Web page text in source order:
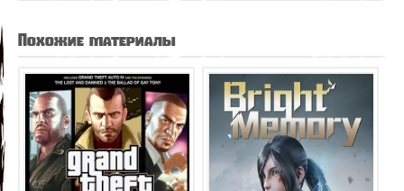
Похожие материалы